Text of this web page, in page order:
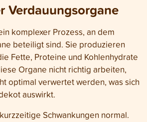
Verdauungsorgane
komplexer Prozess, an dem
beteiligt sind. Sie produzieren
Fette, Proteine und Kohlenhydrate
Organe nicht richtig arbeiten,
optimal verwertet werden, was sich
auswirkt.
Schwankungen normal.